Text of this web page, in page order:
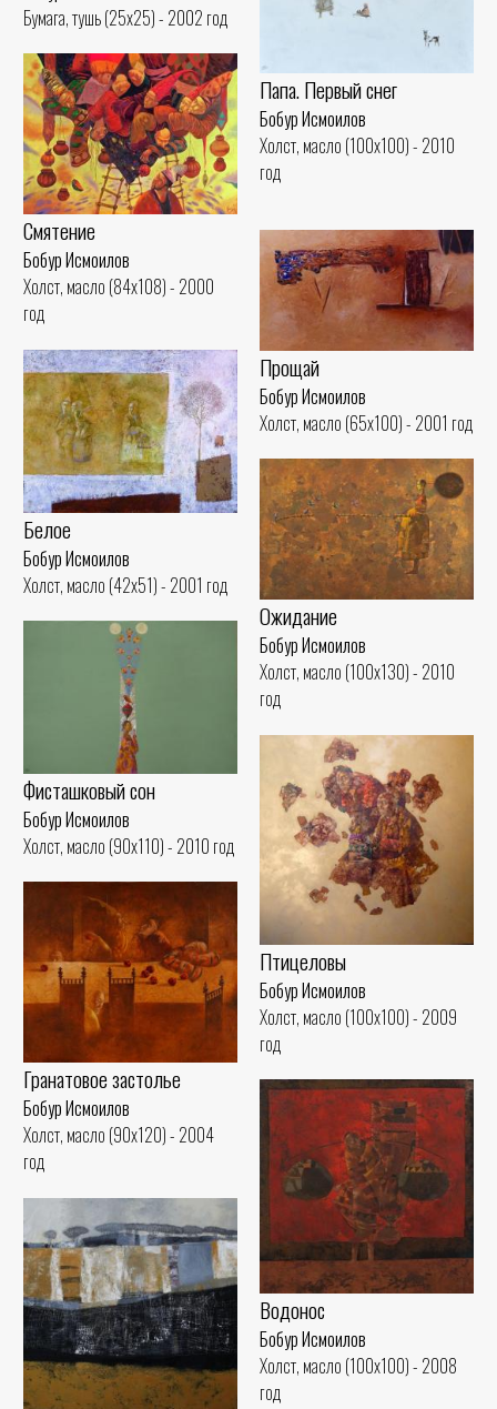
Бумага, тушь (25x25) - 2002 год
Папа. Первый снег
Бобур Исмоилов
Холст, масло (100x100) - 2010
год
Смятение
Бобур Исмоилов
Холст, масло (84x108) - 2000
год
Прощай
Бобур Исмоилов
Холст, масло (65x100) - 2001 год
Белое
Бобур Исмоилов
Холст, масло (42x51) - 2001 год
Ожидание
Бобур Исмоилов
Холст, масло (100x130) - 2010
год
Фисташковый сон
Бобур Исмоилов
Холст, масло (90x110) - 2010 год
Птицеловы
Бобур Исмоилов
Холст, масло (100x100) - 2009
год
Гранатовое застолье
Бобур Исмоилов
Холст, масло (90x120) - 2004
год
Водонос
Бобур Исмоилов
Холст, масло (100x100) - 2008
год